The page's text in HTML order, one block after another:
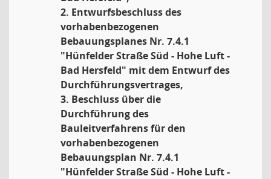
2. Entwurfsbeschluss des
vorhabenbezogenen
Bebauungsplanes Nr. 7.4.1
"Hünfelder Straße Süd - Hohe Luft -
Bad Hersfeld" mit dem Entwurf des
Durchführungsvertrages,
3. Beschluss über die
Durchführung des
Bauleitverfahrens für den
vorhabenbezogenen
Bebauungsplan Nr. 7.4.1
"Hünfelder Straße Süd - Hohe Luft -